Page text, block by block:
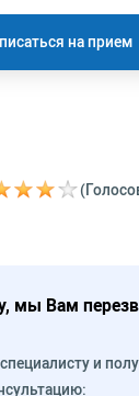
на прием
мы Вам
и